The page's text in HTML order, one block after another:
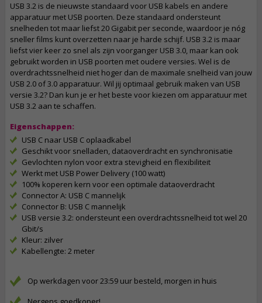
USB 3.2 is de nieuwste standaard voor USB kabels en andere
apparatuur met USB poorten. Deze standaard ondersteunt
snelheden tot maar liefst 20 Gigabit per seconde, waardoor je nóg
sneller films kunt overzetten naar je harde schijf. USB 3.2 is maar
liefst vier keer zo snel als zijn voorganger USB 3.0, maar kan ook
gebruikt worden in USB poorten met oudere versies. Wel is de
overdrachtssnelheid niet hoger dan de maximale snelheid van jouw
USB 2.0 of 3.0 apparatuur. Wil jij optimaal gebruik maken van USB
versie 3.2? Dan kun je er het beste voor kiezen om apparatuur met
USB 3.2 aan te schaffen.
Eigenschappen:
USB C naar USB C oplaadkabel
Geschikt voor snelladen, dataoverdracht en synchronisatie
Gevlochten nylon voor extra stevigheid en flexibiliteit
Werkt met USB Power Delivery (100 watt)
100% koperen kern voor een optimale dataoverdracht
Connector A: USB C mannelijk
Connector B: USB C mannelijk
USB versie 3.2: ondersteunt een overdrachtssnelheid tot wel 20
Gbit/s
Kleur: zilver
Kabellengte: 2 meter
Op werkdagen voor 23:59 uur besteld, morgen in huis